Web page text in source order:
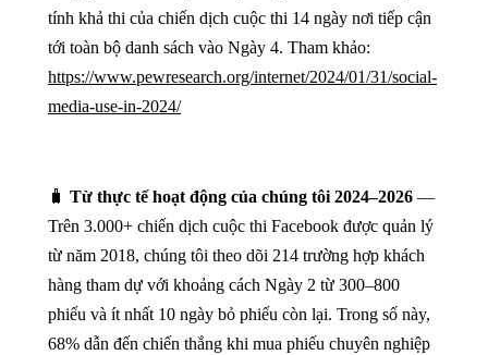
tính khả thi của chiến dịch cuộc thi 14 ngày nơi tiếp cận
tới toàn bộ danh sách vào Ngày 4. Tham khảo:
https://www.pewresearch.org/internet/2024/01/31/social-
media-use-in-2024/
🧳 Từ thực tế hoạt động của chúng tôi 2024–2026 —
Trên 3.000+ chiến dịch cuộc thi Facebook được quản lý
từ năm 2018, chúng tôi theo dõi 214 trường hợp khách
hàng tham dự với khoảng cách Ngày 2 từ 300–800
phiếu và ít nhất 10 ngày bỏ phiếu còn lại. Trong số này,
68% dẫn đến chiến thắng khi mua phiếu chuyên nghiệp